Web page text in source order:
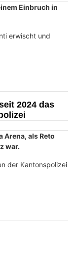
Einbruch in
erwischt und
2024 das
Arena, als Reto
war.
der Kantonspolizei